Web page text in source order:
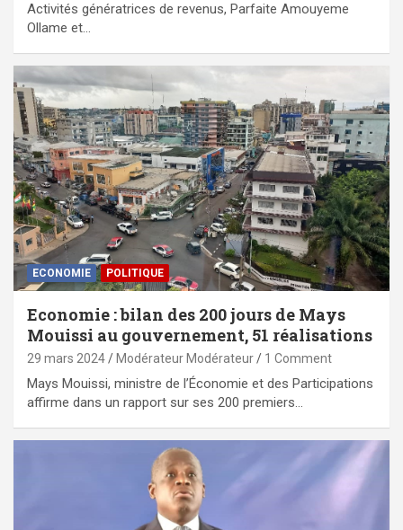
Activités génératrices de revenus, Parfaite Amouyeme
Ollame et…
ECONOMIE POLITIQUE
Economie : bilan des 200 jours de Mays
Mouissi au gouvernement, 51 réalisations
29 mars 2024 Modérateur Modérateur 1 Comment
Mays Mouissi, ministre de l’Économie et des Participations
affirme dans un rapport sur ses 200 premiers…